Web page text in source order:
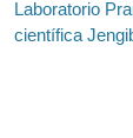
de
Entrada
anterior:
Laboratorio
científica